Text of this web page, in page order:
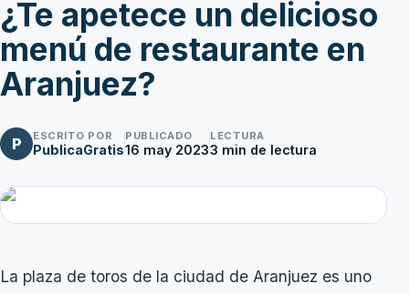
¿Te apetece un delicioso
menú de restaurante en
Aranjuez?
P ESCRITO POR
PublicaGratis
PUBLICADO
16 may 2023
LECTURA
3 min de lectura
La plaza de toros de la ciudad de Aranjuez es uno